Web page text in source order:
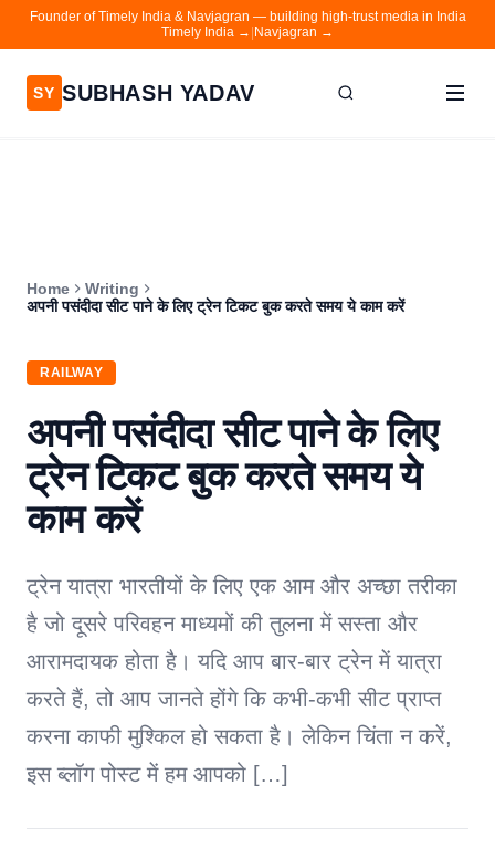
Founder of Timely India & Navjagran — building high-trust media in India
Timely India → Navjagran →
SY SUBHASH YADAV
Contact
Navjagran
Home
Writing
अपनी पसंदीदा सीट पाने के लिए ट्रेन टिकट बुक करते समय ये काम करें
RAILWAY
अपनी पसंदीदा सीट पाने के लिए
ट्रेन टिकट बुक करते समय ये
काम करें
ट्रेन यात्रा भारतीयों के लिए एक आम और अच्छा तरीका
है जो दूसरे परिवहन माध्यमों की तुलना में सस्ता और
आरामदायक होता है। यदि आप बार-बार ट्रेन में यात्रा
करते हैं, तो आप जानते होंगे कि कभी-कभी सीट प्राप्त
करना काफी मुश्किल हो सकता है। लेकिन चिंता न करें,
इस ब्लॉग पोस्ट में हम आपको […]